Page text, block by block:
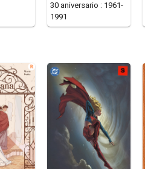
30 aniversario : 1961-
1991